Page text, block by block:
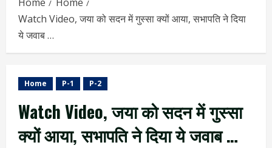
Watch Video, जया को सदन में गुस्सा क्यों आया, सभापति ने दिया
ये जवाब …
Home P-1 P-2
Watch Video, जया को सदन में गुस्सा
क्यों आया, सभापति ने दिया ये जवाब …